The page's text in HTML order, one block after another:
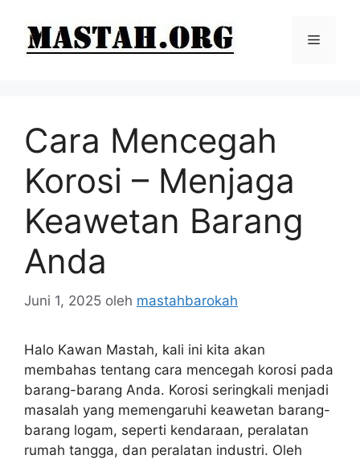
Menu
Cara Mencegah
Korosi – Menjaga
Keawetan Barang
Anda
Juni 1, 2025 oleh mastahbarokah
Halo Kawan Mastah, kali ini kita akan
membahas tentang cara mencegah korosi pada
barang-barang Anda. Korosi seringkali menjadi
masalah yang memengaruhi keawetan barang-
barang logam, seperti kendaraan, peralatan
rumah tangga, dan peralatan industri. Oleh